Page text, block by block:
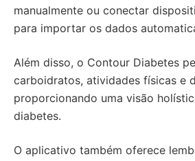
manualmente ou conectar
para importar os dados
Além disso, o Contour Diabetes
carboidratos, atividades físicas e
proporcionando uma visão
diabetes.
O aplicativo também oferece